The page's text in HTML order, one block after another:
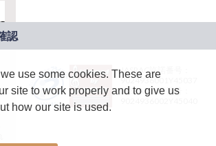
JASRAC許諾番号：
9024936001Y45037
JASRAC許諾番号：
use some cookies. These are
site to work properly and to give us
how our site is used.